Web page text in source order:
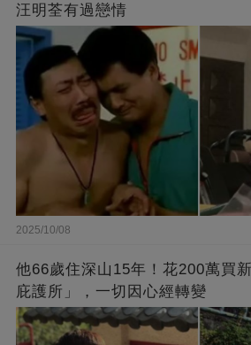
汪明荃有過戀情
2025/10/08
他66歲住深山15年！花200萬買
庇護所」，一切因心經轉變